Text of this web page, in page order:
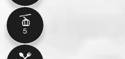
5
5